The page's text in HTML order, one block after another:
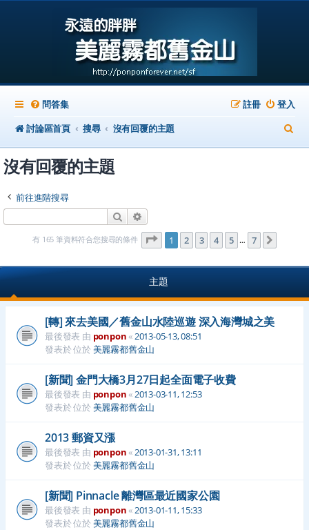
問答集 登入
註冊
討論區首頁
搜尋 沒有回覆的主題
尋
沒有回覆的主題
前往進階搜尋
搜尋
有 165 筆資料符合您搜尋的條件 1 頁 (共 7 頁)
1 2 3 4 5 … 7
主題
[轉] 來去美國／舊金山水陸巡遊 深入海灣城之美
最後發表 由 ponpon« 2013-05-13, 08:51
發表於 位於 美麗霧都舊金山
[新聞] 金門大橋3月27日起全面電子收費
最後發表 由 ponpon« 2013-03-11, 12:53
發表於 位於 美麗霧都舊金山
2013 郵資又漲
最後發表 由 ponpon« 2013-01-31, 13:11
發表於 位於 美麗霧都舊金山
[新聞] Pinnacle 離灣區最近國家公園
最後發表 由 ponpon« 2013-01-11, 15:33
發表於 位於 美麗霧都舊金山